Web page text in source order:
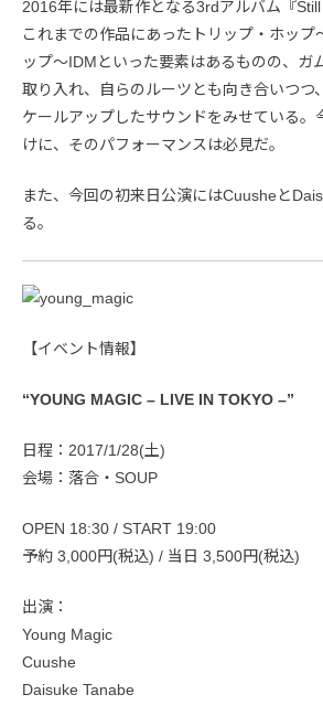
2016年には最新作となる3rdアルバム『Still
これまでの作品にあったトリップ・ホップ
ップ〜IDMといった要素はあるものの、ガ
取り入れ、自らのルーツとも向き合いつつ
ケールアップしたサウンドをみせている。
けに、そのパフォーマンスは必見だ。
また、今回の初来日公演にはCuusheと
る。
【イベント情報】
“YOUNG MAGIC – LIVE IN TOKYO –”
日程：2017/1/28(土)
会場：落合・SOUP
OPEN 18:30 / START 19:00
予約 3,000円(税込) / 当日 3,500円(税込)
出演：
Young Magic
Cuushe
Daisuke Tanabe